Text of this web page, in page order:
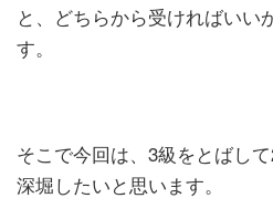
と、どちらから受ければいい
す。
そこで今回は、3級をとばし
深堀したいと思います。